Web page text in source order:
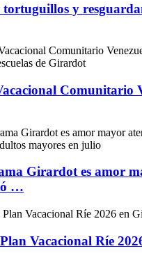
tortuguillos y
Comunitario
Girardot es amor
…
Vacacional Ríe